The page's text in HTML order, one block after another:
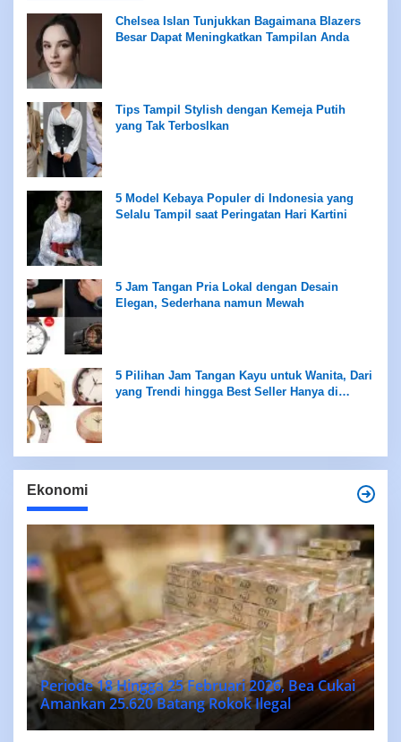
Chelsea Islan Tunjukkan Bagaimana Blazers
Besar Dapat Meningkatkan Tampilan Anda
Tips Tampil Stylish dengan Kemeja Putih
yang Tak Terboslkan
5 Model Kebaya Populer di Indonesia yang
Selalu Tampil saat Peringatan Hari Kartini
5 Jam Tangan Pria Lokal dengan Desain
Elegan, Sederhana namun Mewah
5 Pilihan Jam Tangan Kayu untuk Wanita, Dari
yang Trendi hingga Best Seller Hanya di
Ekonomi
Periode 18 Hingga 25 Februari 2026, Bea Cukai
Amankan 25.620 Batang Rokok Ilegal